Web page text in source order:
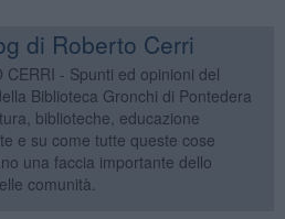
di Roberto Cerri
CERRI - Spunti ed opinioni del
Biblioteca Gronchi di Pontedera
biblioteche, educazione
e su come tutte queste cose
una faccia importante dello
comunità.